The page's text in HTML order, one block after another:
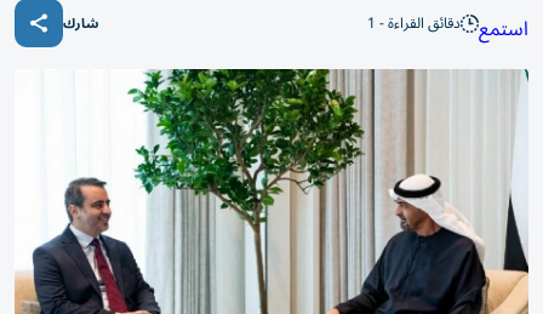
استمع دقائق القراءة - 1 شارك